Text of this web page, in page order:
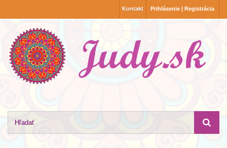
Prihlásenie | Registrácia
Kontakt